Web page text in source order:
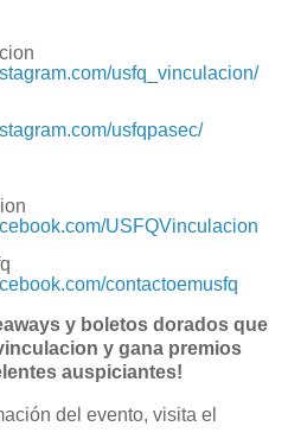
usfq_vinculacion/
usfqpasec/
USFQVinculacion
contactoemusfq
y boletos dorados que
y gana premios
auspiciantes!
del evento, visita el